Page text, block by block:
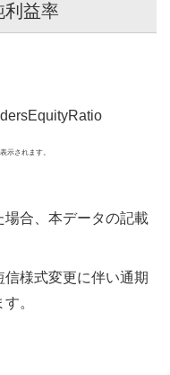
利益率
示されます。
合、本データの記載
様式変更に伴い通期
。